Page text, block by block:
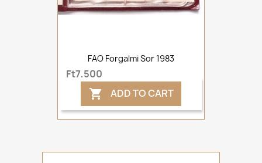
FAO Forgalmi Sor 1983
Ft7,500
 ADD TO CART